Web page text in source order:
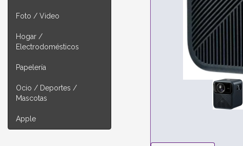
Foto / Video
Hogar /
Electrodomésticos
Papelería
Ocio / Deportes /
Mascotas
Apple